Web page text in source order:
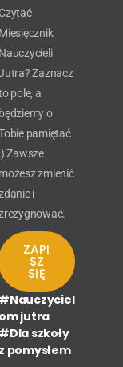
Czytać
Miesięcznik
Nauczycieli
Zaznacz
pole, a
będziemy o
pamiętać
:) Zawsze
możesz zmienić
i
ZAPI
SZ
SIĘ
#Nauczyciel
om jutra
#Dla szkoły
z pomysłem